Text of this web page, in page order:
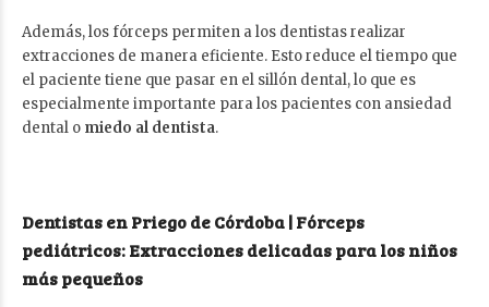
Además, los fórceps permiten a los dentistas realizar
extracciones de manera eficiente. Esto reduce el tiempo que
el paciente tiene que pasar en el sillón dental, lo que es
especialmente importante para los pacientes con ansiedad
dental o miedo al dentista.
Dentistas en Priego de Córdoba | Fórceps
pediátricos: Extracciones delicadas para los niños
más pequeños